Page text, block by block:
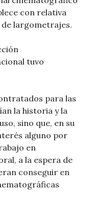
con relativa
largometrajes.
tuvo
para las
la historia y la
sino que, en su
alguno por
en
a la espera de
conseguir en